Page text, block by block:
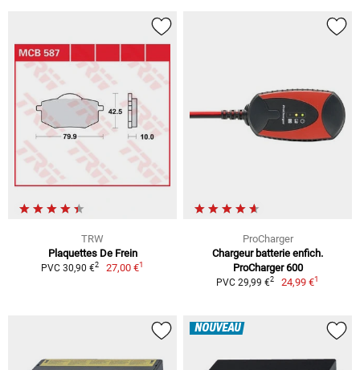
TRW
Plaquettes De Frein
PVC 30,90 €2 27,00 €1
ProCharger
Chargeur batterie enfich.
ProCharger 600
PVC 29,99 €2 24,99 €1
NOUVEAU